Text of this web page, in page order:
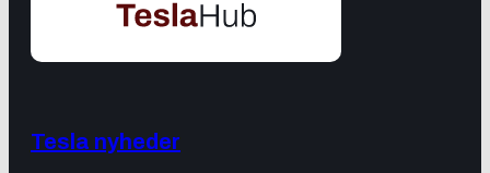
Tesla nyheder